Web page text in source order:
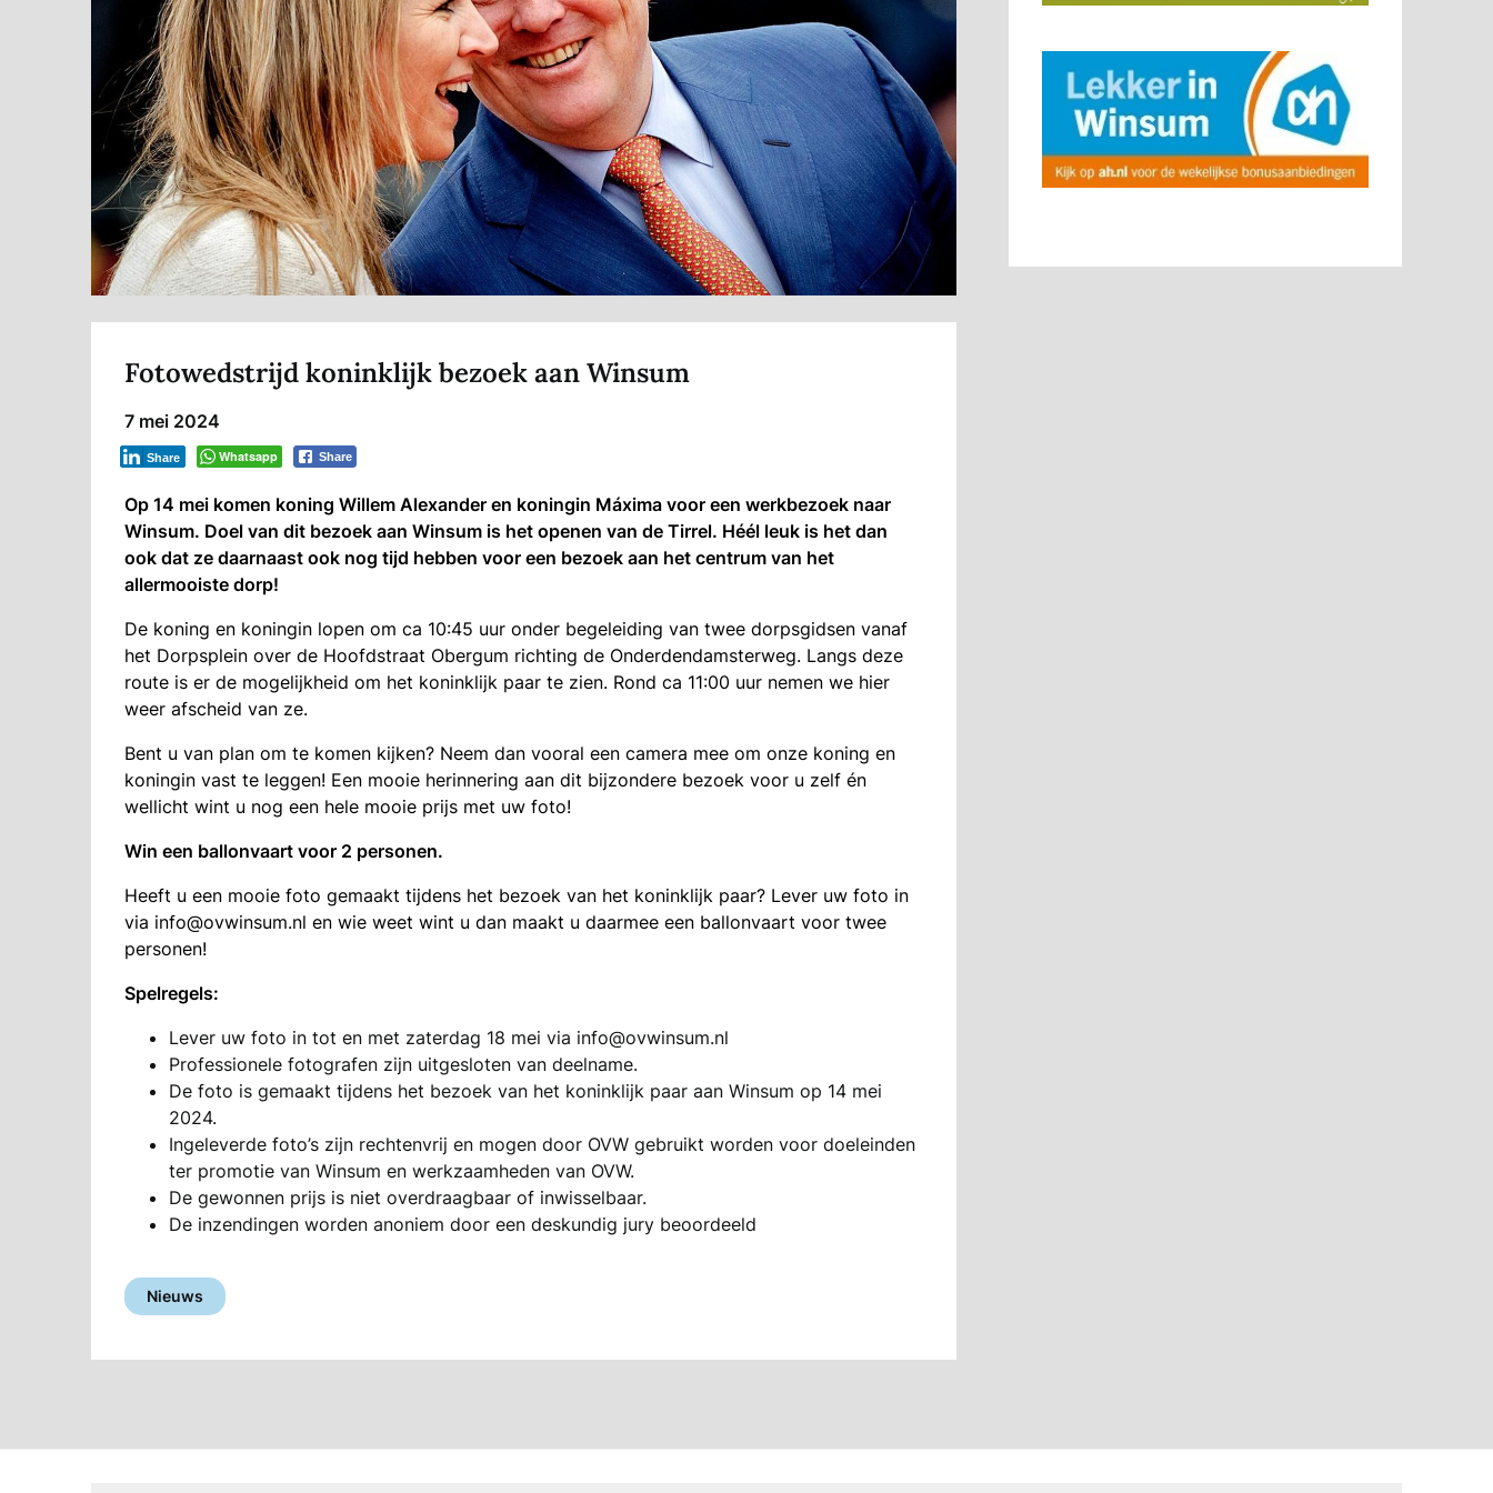
Fotowedstrijd koninklijk bezoek aan Winsum
7 mei 2024
Whatsapp Share
Share
Op 14 mei komen koning Willem Alexander en koningin Máxima voor een werkbezoek naar
Winsum. Doel van dit bezoek aan Winsum is het openen van de Tirrel. Héél leuk is het dan
ook dat ze daarnaast ook nog tijd hebben voor een bezoek aan het centrum van het
allermooiste dorp!
De koning en koningin lopen om ca 10:45 uur onder begeleiding van twee dorpsgidsen vanaf
het Dorpsplein over de Hoofdstraat Obergum richting de Onderdendamsterweg. Langs deze
route is er de mogelijkheid om het koninklijk paar te zien. Rond ca 11:00 uur nemen we hier
weer afscheid van ze.
Bent u van plan om te komen kijken? Neem dan vooral een camera mee om onze koning en
koningin vast te leggen! Een mooie herinnering aan dit bijzondere bezoek voor u zelf én
wellicht wint u nog een hele mooie prijs met uw foto!
Win een ballonvaart voor 2 personen.
Heeft u een mooie foto gemaakt tijdens het bezoek van het koninklijk paar? Lever uw foto in
via info@ovwinsum.nl en wie weet wint u dan maakt u daarmee een ballonvaart voor twee
personen!
Spelregels:
Lever uw foto in tot en met zaterdag 18 mei via info@ovwinsum.nl
Professionele fotografen zijn uitgesloten van deelname.
De foto is gemaakt tijdens het bezoek van het koninklijk paar aan Winsum op 14 mei
2024.
Ingeleverde foto’s zijn rechtenvrij en mogen door OVW gebruikt worden voor doeleinden
ter promotie van Winsum en werkzaamheden van OVW.
De gewonnen prijs is niet overdraagbaar of inwisselbaar.
De inzendingen worden anoniem door een deskundig jury beoordeeld
Nieuws